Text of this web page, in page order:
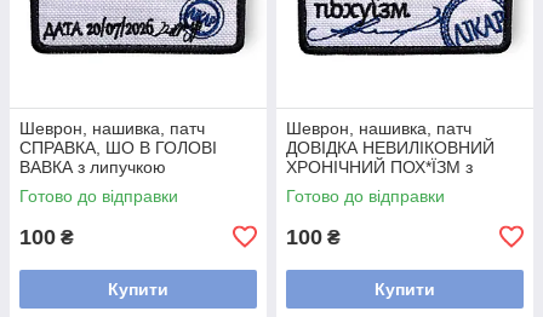
Шеврон, нашивка, патч
СПРАВКА, ШО В ГОЛОВІ
ВАВКА з липучкою
Готово до відправки
100 ₴
Купити
Шеврон, нашивка, патч
ДОВІДКА НЕВИЛІКОВНИЙ
ХРОНІЧНИЙ ПОХ*ЇЗМ з
липучкою
Готово до відправки
100 ₴
Купити